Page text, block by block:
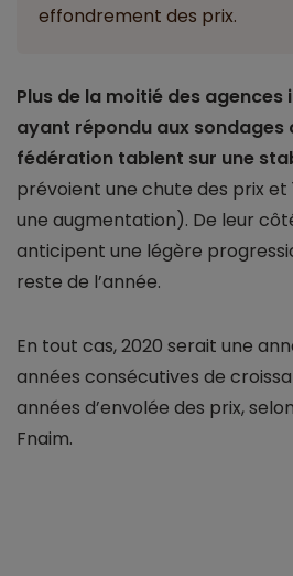
effondrement des prix.
Plus de la moitié des agences
ayant répondu aux sondages
fédération tablent sur une
prévoient une chute des prix et
une augmentation). De leur
anticipent une légère
reste de l’année.
En tout cas, 2020 serait une
années consécutives de
années d’envolée des prix,
Fnaim.